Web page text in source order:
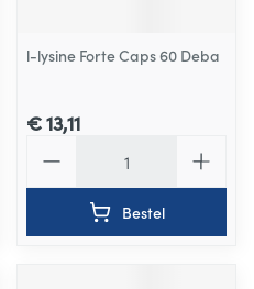
l-lysine Forte Caps 60 Deba
€ 13,11
Bestel